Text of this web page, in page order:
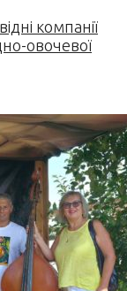
компанії
овочевої